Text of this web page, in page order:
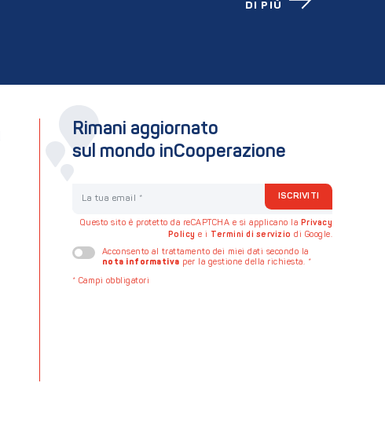
DI PIÙ
Rimani aggiornato
sul mondo inCooperazione
ISCRIVITI
Questo sito è protetto da reCAPTCHA e si applicano la Privacy
Policy e i Termini di servizio di Google.
Acconsento al trattamento dei miei dati secondo la
nota informativa per la gestione della richiesta. *
* Campi obbligatori